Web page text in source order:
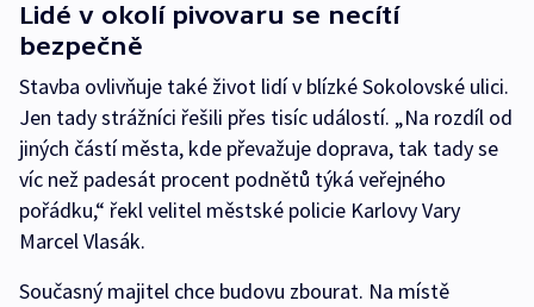
Lidé v okolí pivovaru se necítí
bezpečně
Stavba ovlivňuje také život lidí v blízké Sokolovské ulici.
Jen tady strážníci řešili přes tisíc událostí. „Na rozdíl od
jiných částí města, kde převažuje doprava, tak tady se
víc než padesát procent podnětů týká veřejného
pořádku,“ řekl velitel městské policie Karlovy Vary
Marcel Vlasák.
Současný majitel chce budovu zbourat. Na místě